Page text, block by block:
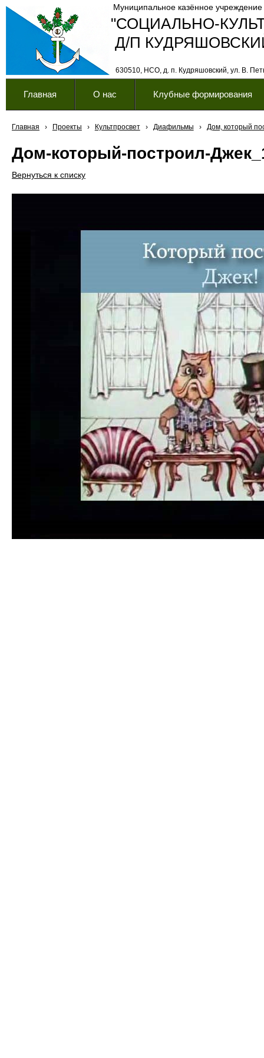
"СОЦИАЛЬНО-
630510, НСО, д. п. Кудряшовский, ул. В.
Муниципальное казённое учреждение
Д/П
Главная О нас Клубные формирования
Главная › Проекты › Культпросвет › Диафильмы › Дом, который
Дом-который-построил-
Вернуться к списку